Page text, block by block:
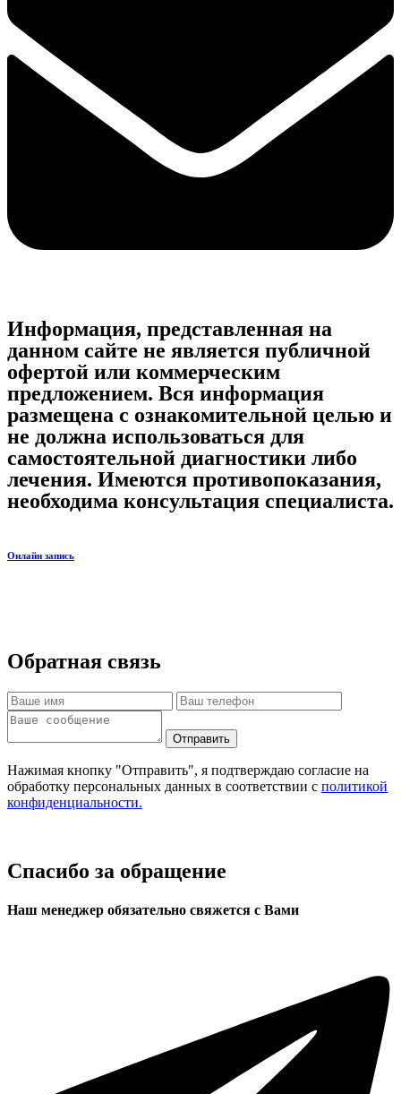
Информация, представленная на
данном сайте не является публичной
офертой или коммерческим
предложением. Вся информация
размещена с ознакомительной целью и
не должна использоваться для
самостоятельной диагностики либо
лечения. Имеются противопоказания,
необходима консультация специалиста.
Онлайн запись
Обратная связь
Отправить
Нажимая кнопку "Отправить", я подтверждаю согласие на
обработку персональных данных в соответствии с политикой
конфиденциальности.
Спасибо за обращение
Наш менеджер обязательно свяжется с Вами